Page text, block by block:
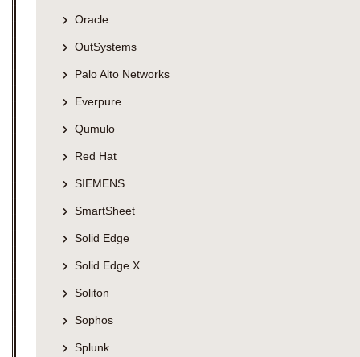
Oracle
OutSystems
Palo Alto Networks
Everpure
Qumulo
Red Hat
SIEMENS
SmartSheet
Solid Edge
Solid Edge X
Soliton
Sophos
Splunk